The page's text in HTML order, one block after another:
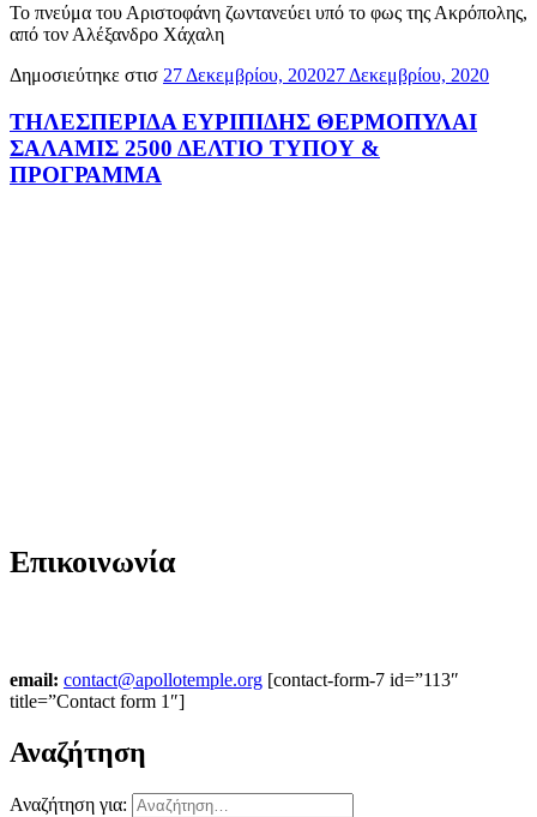
Το πνεύμα του Αριστοφάνη ζωντανεύει υπό το φως της Ακρόπολης,
από τον Αλέξανδρο Χάχαλη
Δημοσιεύτηκε στισ 27 Δεκεμβρίου, 202027 Δεκεμβρίου, 2020
ΤΗΛΕΣΠΕΡΙΔΑ ΕΥΡΙΠΙΔΗΣ ΘΕΡΜΟΠΥΛΑΙ
ΣΑΛΑΜΙΣ 2500 ΔΕΛΤΙΟ ΤΥΠΟΥ &
ΠΡΟΓΡΑΜΜΑ
Επικοινωνία
email: contact@apollotemple.org [contact-form-7 id=”113″
title=”Contact form 1″]
Αναζήτηση
Αναζήτηση για: